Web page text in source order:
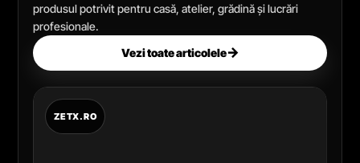
produsul potrivit pentru casă, atelier, grădină și lucrări
profesionale.
Vezi toate articolele→